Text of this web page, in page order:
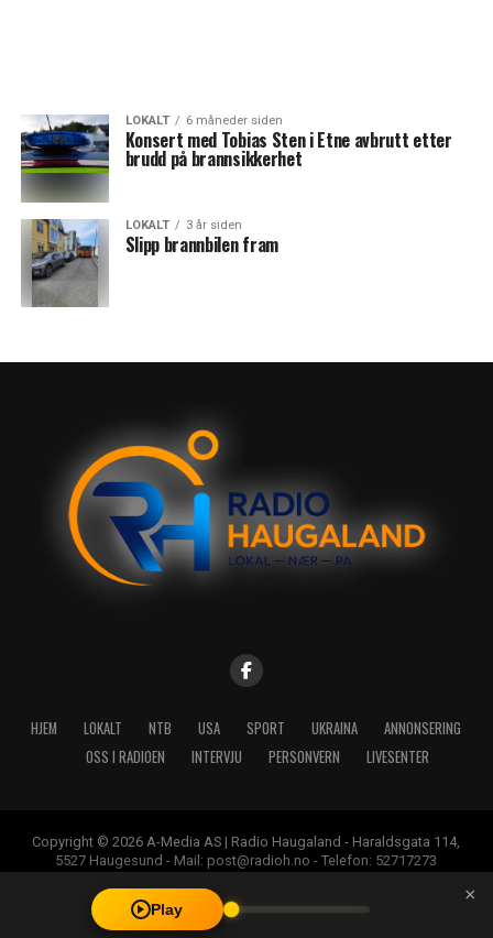
LOKALT 6 måneder siden
Konsert med Tobias Sten i Etne avbrutt etter
brudd på brannsikkerhet
LOKALT 3 år siden
Slipp brannbilen fram
HJEM LOKALT NTB USA SPORT UKRAINA
ANNONSERING
OSS I RADIOEN
INTERVJU PERSONVERN LIVESENTER
Copyright © 2026 A-Media AS | Radio Haugaland - Haraldsgata 114,
5527 Haugesund - Mail: post@radioh.no - Telefon: 52717273
Play
×